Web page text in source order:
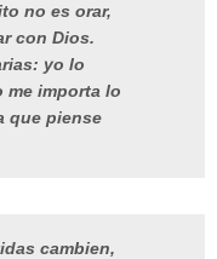
no es orar,
con Dios.
yo lo
me importa lo
que piense
cambien,